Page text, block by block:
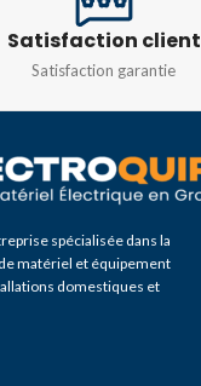
Satisfaction client
Satisfaction garantie
spécialisée dans la
matériel et équipement
domestiques et